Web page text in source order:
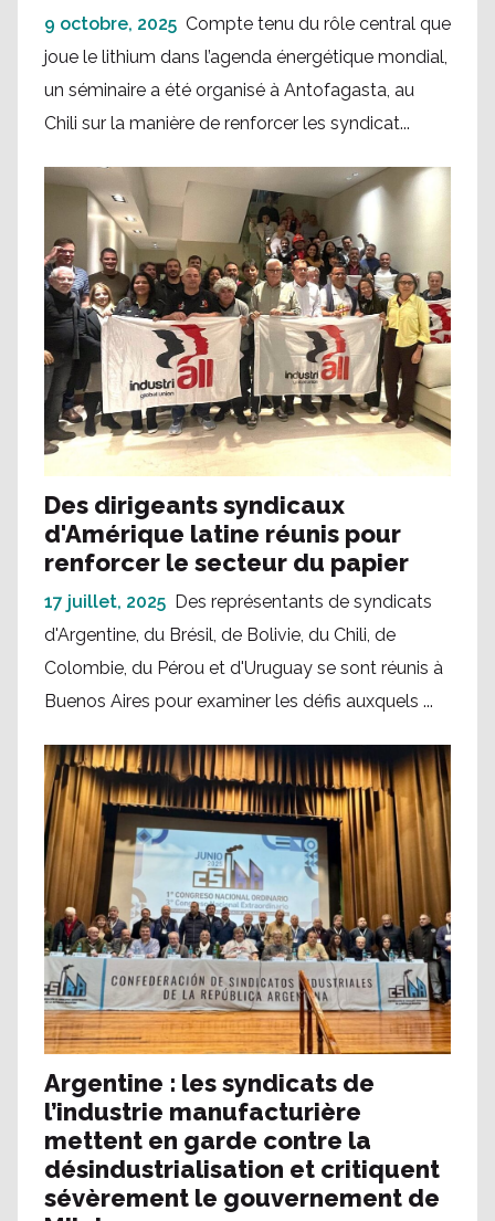
9 octobre, 2025 Compte tenu du rôle central que
joue le lithium dans l’agenda énergétique mondial,
un séminaire a été organisé à Antofagasta, au
Chili sur la manière de renforcer les syndicat...
Des dirigeants syndicaux
d'Amérique latine réunis pour
renforcer le secteur du papier
17 juillet, 2025 Des représentants de syndicats
d'Argentine, du Brésil, de Bolivie, du Chili, de
Colombie, du Pérou et d'Uruguay se sont réunis à
Buenos Aires pour examiner les défis auxquels ...
Argentine : les syndicats de
l’industrie manufacturière
mettent en garde contre la
désindustrialisation et critiquent
sévèrement le gouvernement de